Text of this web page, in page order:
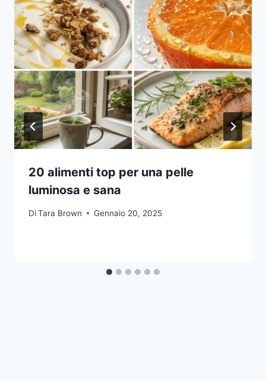
20 alimenti top per una pelle
luminosa e sana
DiTara Brown Gennaio 20, 2025